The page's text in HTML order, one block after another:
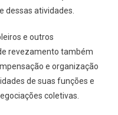
dessas atividades.
e outros
revezamento também
e organização
de suas funções e
coletivas.